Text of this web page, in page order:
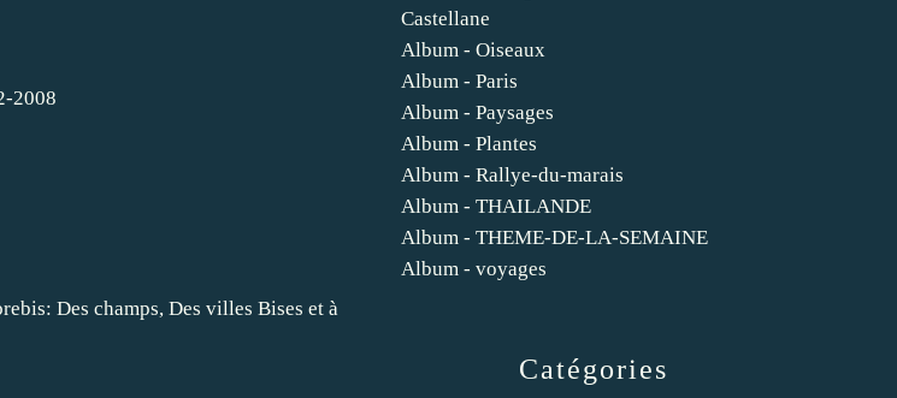
2008
Des champs, Des villes Bises et à
Catégories
Castellane
Album - Oiseaux
Album - Paris
Album - Paysages
Album - Plantes
Album - Rallye-du-marais
Album - THAILANDE
Album - THEME-DE-LA-SEMAINE
Album - voyages